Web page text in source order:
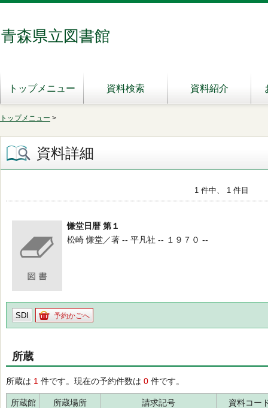
青森県立図書館
トップメニュー 資料検索 資料紹介
トップメニュー >
資料詳細
1 件中、 1 件目
慊堂日暦 第１
松崎 慊堂／著 -- 平凡社 -- １９７０ --
SDI 予約かごへ
所蔵
所蔵は 1 件です。現在の予約件数は 0 件です。
所蔵館 所蔵場所 請求記号 資料コー